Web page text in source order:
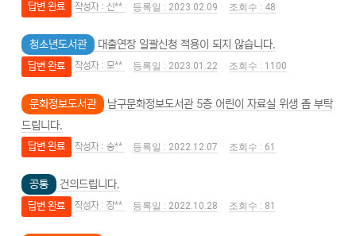
답변 완료 신** 2023.02.09 48
청소년도서관 대출연장 일괄신청 적용이 되지 않습니다.
답변 완료 모** 2023.01.22 1100
문화정보도서관
남구문화정보도서관 5층 어린이 자료실 위생 좀 부탁
드립니다.
답변 완료 송** 2022.12.07 61
공통 건의드립니다.
답변 완료 장** 2022.10.28 81